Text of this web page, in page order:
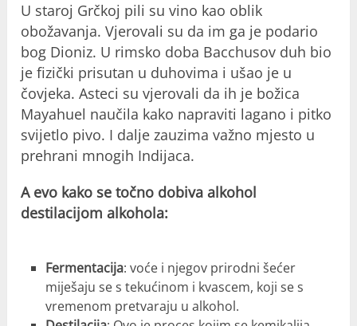
U staroj Grčkoj pili su vino kao oblik
obožavanja. Vjerovali su da im ga je podario
bog Dioniz. U rimsko doba Bacchusov duh bio
je fizički prisutan u duhovima i ušao je u
čovjeka. Asteci su vjerovali da ih je božica
Mayahuel naučila kako napraviti lagano i pitko
svijetlo pivo. I dalje zauzima važno mjesto u
prehrani mnogih Indijaca.
A evo kako se točno dobiva alkohol
destilacijom alkohola:
Fermentacija: voće i njegov prirodni šećer
miješaju se s tekućinom i kvascem, koji se s
vremenom pretvaraju u alkohol.